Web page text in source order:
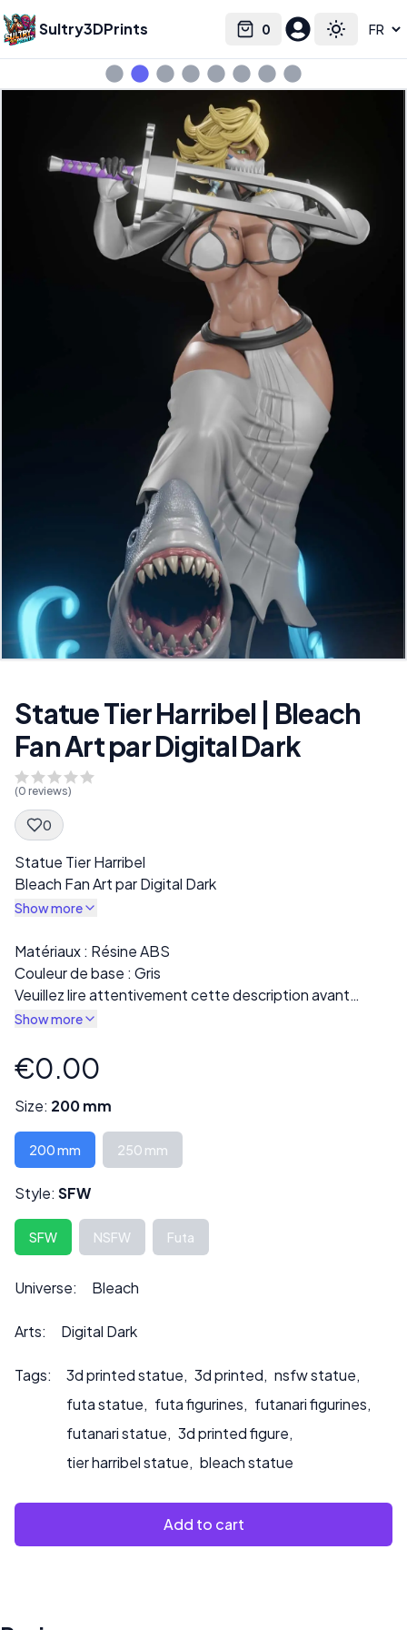
Sultry3DPrints 0
Cart Toggle
Select language
Statue Tier Harribel | Bleach
Fan Art par Digital Dark
(0 reviews)
0
Spec Description
Statue Tier Harribel
Bleach Fan Art par Digital Dark
Show more
Description
Matériaux : Résine ABS
Couleur de base : Gris
Veuillez lire attentivement cette description avant
l’achat !
variations sont disponibles dans la section « Style », y
compris des versions entièrement vêtues ou nues.
Chaque impression est soigneusement inspectée pour
l’expédition.
Certains modèles peuvent être livrés en plusieurs parties
et nécessiter un assemblage.
La hauteur peut être personnalisée sur demande, ce qui
peut également influencer le prix.
Veuillez nous contacter à ***
*** pour toute demande de personnalisation ou si vous
souhaitez que nous peignions le produit.
Show more
Product information
€0.00
Size: 200 mm
200 mm 250 mm
Style: SFW
SFW NSFW Futa
Universe: Bleach
Arts: Digital Dark
Tags: 3d printed statue, 3d printed, nsfw statue,
futa statue, futa figurines, futanari figurines,
futanari statue, 3d printed figure,
tier harribel statue, bleach statue
Add to cart